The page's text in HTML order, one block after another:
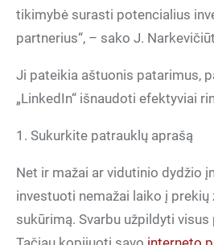
tikimybė surasti potencialius
partnerius“, – sako J.
Ji pateikia aštuonis patarimus,
„LinkedIn“ išnaudoti efektyviai
1. Sukurkite patrauklų aprašą
Net ir mažai ar vidutinio dydžio
investuoti nemažai laiko į
sukūrimą. Svarbu užpildyti